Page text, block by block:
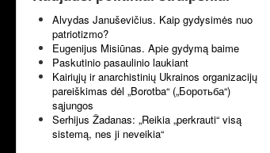
Alvydas Januševičius. Kaip gydysimės nuo
patriotizmo?
Eugenijus Misiūnas. Apie gydymą baime
Paskutinio pasaulinio laukiant
Kairiųjų ir anarchistinių Ukrainos organizacijų
pareiškimas dėl „Borotba“ („Боротьба“)
sąjungos
Serhijus Žadanas: „Reikia „perkrauti“ visą
sistemą, nes ji neveikia“